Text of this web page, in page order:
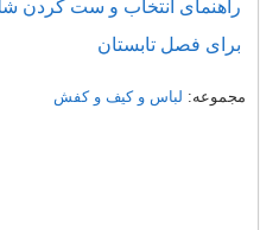
نمونه هایی از
راهنمای انتخاب و ست کردن
برای فصل تابستان
مجموعه: لباس و کیف و کفش